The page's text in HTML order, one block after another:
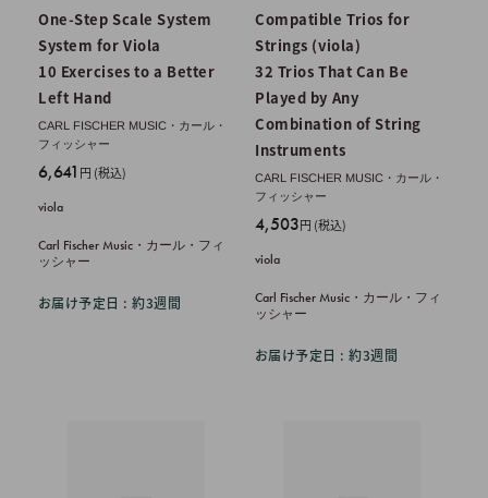
One-Step Scale System
System for Viola
10 Exercises to a Better
Left Hand
CARL FISCHER MUSIC・カール・
フィッシャー
販
価
格
6,641 円 (税込)
viola
Carl Fischer Music・カール・フィ
ッシャー
お届け予定日 : 約3週間
Compatible Trios for
Strings (viola)
32 Trios That Can Be
Played by Any
Combination of String
Instruments
CARL FISCHER MUSIC・カール・
フィッシャー
販
価
格
4,503円 (税込)
viola
Carl Fischer Music・カール・フィ
ッシャー
お届け予定日 : 約3週間